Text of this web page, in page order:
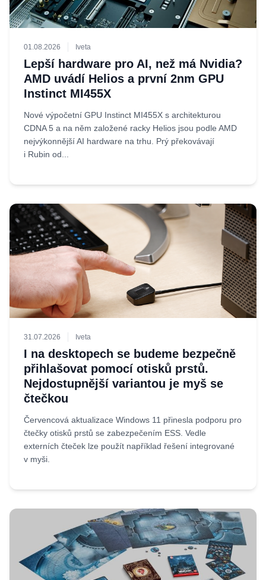
01.08.2026 Iveta
Lepší hardware pro AI, než má Nvidia?
AMD uvádí Helios a první 2nm GPU
Instinct MI455X
Nové výpočetní GPU Instinct MI455X s architekturou
CDNA 5 a na něm založené racky Helios jsou podle AMD
nejvýkonnější AI hardware na trhu. Prý překovávají
i Rubin od...
31.07.2026 Iveta
I na desktopech se budeme bezpečně
přihlašovat pomocí otisků prstů.
Nejdostupnější variantou je myš se
čtečkou
Červencová aktualizace Windows 11 přinesla podporu pro
čtečky otisků prstů se zabezpečením ESS. Vedle
externích čteček lze použít například řešení integrované
v myši.